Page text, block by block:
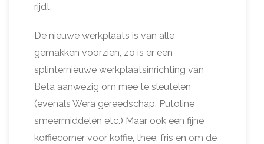
rijdt.
De nieuwe werkplaats is van alle
gemakken voorzien, zo is er een
splinternieuwe werkplaatsinrichting van
Beta aanwezig om mee te sleutelen
(evenals Wera gereedschap, Putoline
smeermiddelen etc.) Maar ook een fijne
koffiecorner voor koffie, thee, fris en om de